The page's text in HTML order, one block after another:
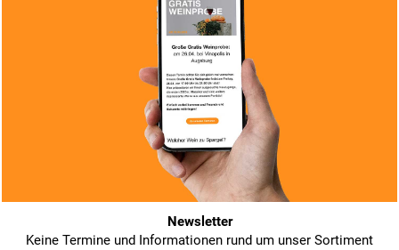
Newsletter
Keine Termine und Informationen rund um unser Sortiment